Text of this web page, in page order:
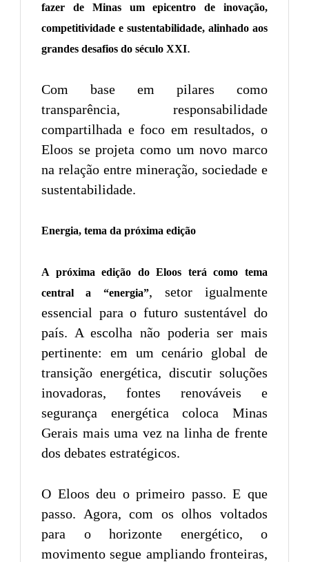
fazer de Minas um epicentro de inovação,
competitividade e sustentabilidade, alinhado aos
grandes desafios do século XXI.
Com base em pilares como
transparência, responsabilidade
compartilhada e foco em resultados, o
Eloos se projeta como um novo marco
na relação entre mineração, sociedade e
sustentabilidade.
Energia, tema da próxima edição
A próxima edição do Eloos terá como tema
central a “energia”, setor igualmente
essencial para o futuro sustentável do
país. A escolha não poderia ser mais
pertinente: em um cenário global de
transição energética, discutir soluções
inovadoras, fontes renováveis e
segurança energética coloca Minas
Gerais mais uma vez na linha de frente
dos debates estratégicos.
O Eloos deu o primeiro passo. E que
passo. Agora, com os olhos voltados
para o horizonte energético, o
movimento segue ampliando fronteiras,